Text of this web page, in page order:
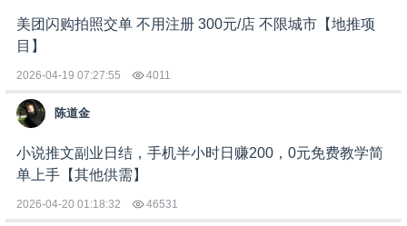
美团闪购拍照交单 不用注册 300元/店 不限城市【地推项
目】
2026-04-19 07:27:55 4011
陈道金
小说推文副业日结，手机半小时日赚200，0元免费教学简
单上手【其他供需】
2026-04-20 01:18:32 46531